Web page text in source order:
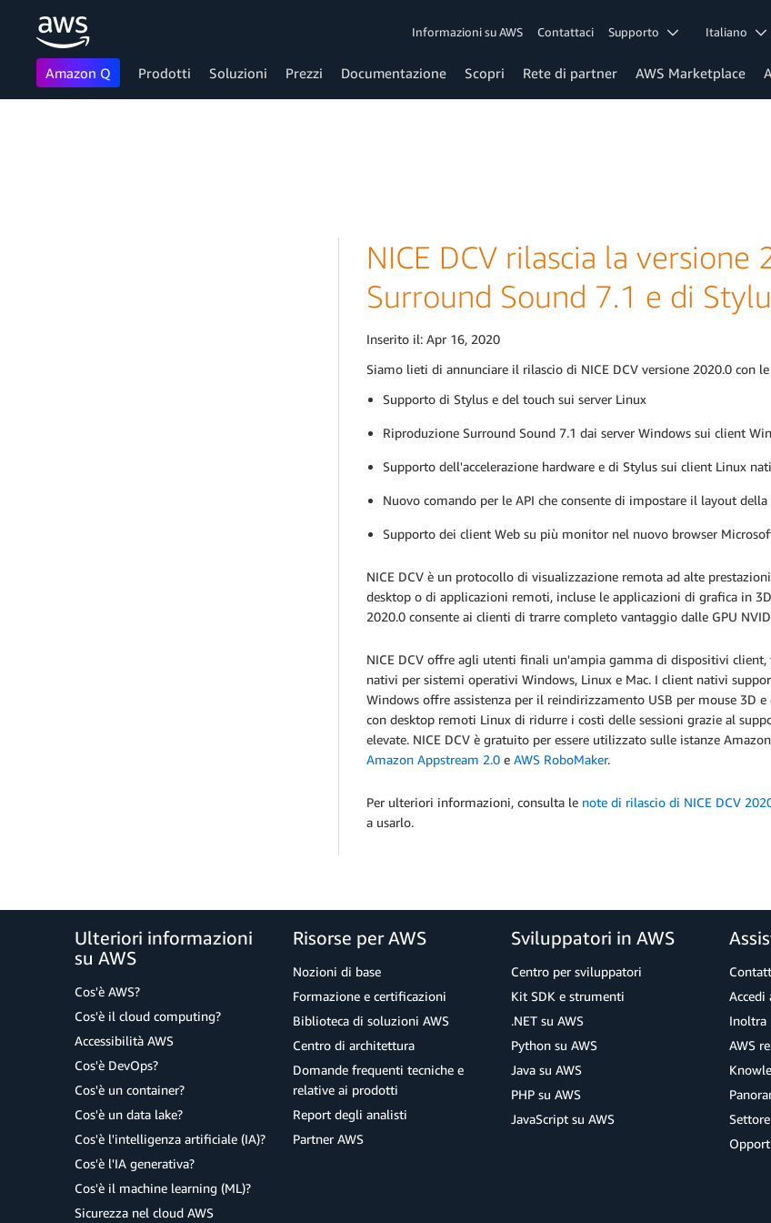
Informazioni su AWS Contattaci Supporto Italiano
Amazon Q Prodotti Soluzioni Prezzi Documentazione Scopri Rete di partner AWS Marketplace
NICE DCV rilascia la
Surround Sound 7.1 e di
Inserito il: Apr 16, 2020
Siamo lieti di annunciare il rilascio di NICE DCV versione 2020.0 con
Supporto di Stylus e del touch sui server Linux
Riproduzione Surround Sound 7.1 dai server Windows sui client
Supporto dell'accelerazione hardware e di Stylus sui client Linux
Nuovo comando per le API che consente di impostare il layout
Supporto dei client Web su più monitor nel nuovo browser
NICE DCV è un protocollo di visualizzazione remota ad alte
desktop o di applicazioni remoti, incluse le applicazioni di grafica in
2020.0 consente ai clienti di trarre completo vantaggio dalle GPU
NICE DCV offre agli utenti finali un'ampia gamma di dispositivi
nativi per sistemi operativi Windows, Linux e Mac. I client nativi
Windows offre assistenza per il reindirizzamento USB per mouse 3D
con desktop remoti Linux di ridurre i costi delle sessioni grazie al
elevate. NICE DCV è gratuito per essere utilizzato sulle istanze
Amazon Appstream 2.0 e AWS RoboMaker.
Per ulteriori informazioni, consulta le note di rilascio di NICE DCV
a usarlo.
Ulteriori informazioni
su AWS
Cos'è AWS?
Cos'è il cloud computing?
Accessibilità AWS
Cos'è DevOps?
Cos'è un container?
Cos'è un data lake?
Cos'è l'intelligenza artificiale (IA)?
Cos'è l'IA generativa?
Cos'è il machine learning (ML)?
Sicurezza nel cloud AWS
Risorse per AWS
Nozioni di base
Formazione e certificazioni
Biblioteca di soluzioni AWS
Centro di architettura
Domande frequenti tecniche e
relative ai prodotti
Report degli analisti
Partner AWS
Sviluppatori in AWS
Centro per sviluppatori
Kit SDK e strumenti
.NET su AWS
Python su AWS
Java su AWS
PHP su AWS
JavaScript su AWS
Accedi
Inoltra
AWS